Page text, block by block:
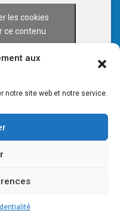
aux
notre site web et notre service.
les cookies
ce contenu
légales-